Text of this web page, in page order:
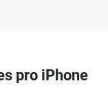
pro iPhone